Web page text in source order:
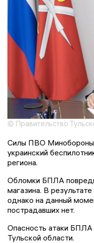
© Правительство
Силы ПВО Минобороны
украинский
региона.
Обломки БПЛА
магазина. В
однако на данный
пострадавших нет.
Опасность атаки БПЛА
Тульской области.